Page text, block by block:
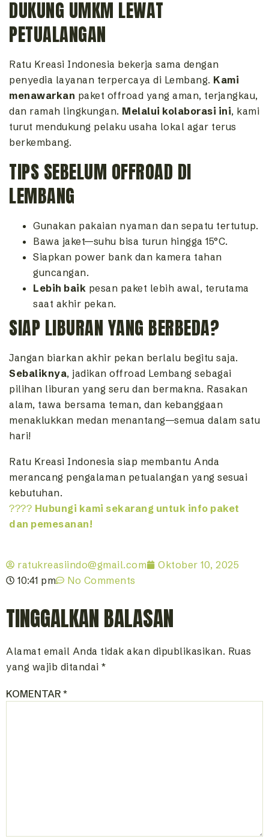
DUKUNG UMKM LEWAT
PETUALANGAN
Ratu Kreasi Indonesia bekerja sama dengan
penyedia layanan terpercaya di Lembang. Kami
menawarkan paket offroad yang aman, terjangkau,
dan ramah lingkungan. Melalui kolaborasi ini, kami
turut mendukung pelaku usaha lokal agar terus
berkembang.
TIPS SEBELUM OFFROAD DI
LEMBANG
Gunakan pakaian nyaman dan sepatu tertutup.
Bawa jaket—suhu bisa turun hingga 15°C.
Siapkan power bank dan kamera tahan
guncangan.
Lebih baik pesan paket lebih awal, terutama
saat akhir pekan.
SIAP LIBURAN YANG BERBEDA?
Jangan biarkan akhir pekan berlalu begitu saja.
Sebaliknya, jadikan offroad Lembang sebagai
pilihan liburan yang seru dan bermakna. Rasakan
alam, tawa bersama teman, dan kebanggaan
menaklukkan medan menantang—semua dalam satu
hari!
Ratu Kreasi Indonesia siap membantu Anda
merancang pengalaman petualangan yang sesuai
kebutuhan.
???? Hubungi kami sekarang untuk info paket
dan pemesanan!
ratukreasiindo@gmail.com
Oktober 10, 2025
10:41 pm
No Comments
TINGGALKAN BALASAN
Alamat email Anda tidak akan dipublikasikan. Ruas
yang wajib ditandai *
KOMENTAR*